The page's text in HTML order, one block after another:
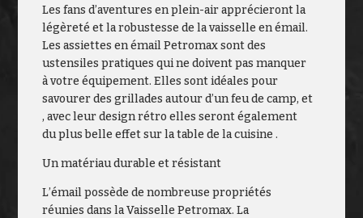
Les fans d’aventures en plein-air apprécieront la
légèreté et la robustesse de la vaisselle en émail.
Les assiettes en émail Petromax sont des
ustensiles pratiques qui ne doivent pas manquer
à votre équipement. Elles sont idéales pour
savourer des grillades autour d’un feu de camp, et
, avec leur design rétro elles seront également
du plus belle effet sur la table de la cuisine .
Un matériau durable et résistant
L’émail possède de nombreuse propriétés
réunies dans la Vaisselle Petromax. La